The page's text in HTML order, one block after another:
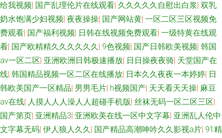
给我视频| 国产乱理伦片在线观看| 久久久久久自慰出白浆| 双乳
奶水饱满少妇视频| 夜夜操操| 国产网站黄| 一区二区三区视频免
费观看| 国产福利视频| 日韩在线视频免费观看| 一级特黄在线观
看| 国产欧精精久久久久久久| 9色视频| 国产日韩欧美视频| 韩国
av一区二区| 亚洲欧洲日韩极速播放| 日日操夜夜骑| 天堂国产在
线| 韩国精品视频一区二区在线播放| 日本久久夜夜一本婷婷| 日
韩欧美国产一区精品| 男男毛片| h视频国产| 天天看天天操| 麻豆
av在线| 人摸人人人澡人人超碰手机版| 丝袜无码一区二区三区|
国产第页| 亚洲精品3| 亚洲欧美在线一区中文字幕| 亚洲乱人伦中
文字幕无码| 伊人狼人久久| 国产精品高潮呻吟久久影视a片| 91精